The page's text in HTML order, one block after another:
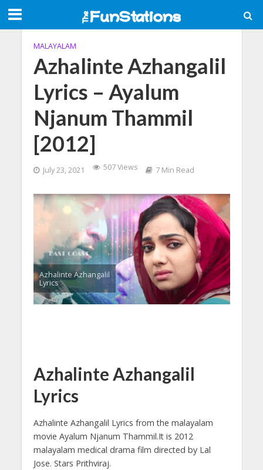
MALAYALAM
Azhalinte Azhangalil
Lyrics – Ayalum
Njanum Thammil
[2012]
July 23, 2021 507 Views 7 Min Read
Azhalinte Azhangalil
Lyrics
Azhalinte Azhangalil
Lyrics
Azhalinte Azhangalil Lyrics from the malayalam
movie Ayalum Njanum Thammil.It is 2012
malayalam medical drama film directed by Lal
Jose. Stars Prithviraj.